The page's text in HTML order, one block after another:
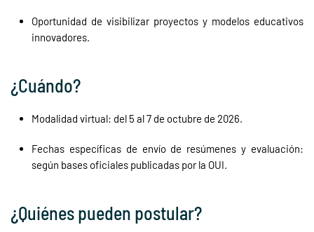
Oportunidad de visibilizar proyectos y modelos educativos
innovadores.
¿Cuándo?
Modalidad virtual: del 5 al 7 de octubre de 2026.
Fechas específicas de envío de resúmenes y evaluación:
según bases oficiales publicadas por la OUI.
¿Quiénes pueden postular?